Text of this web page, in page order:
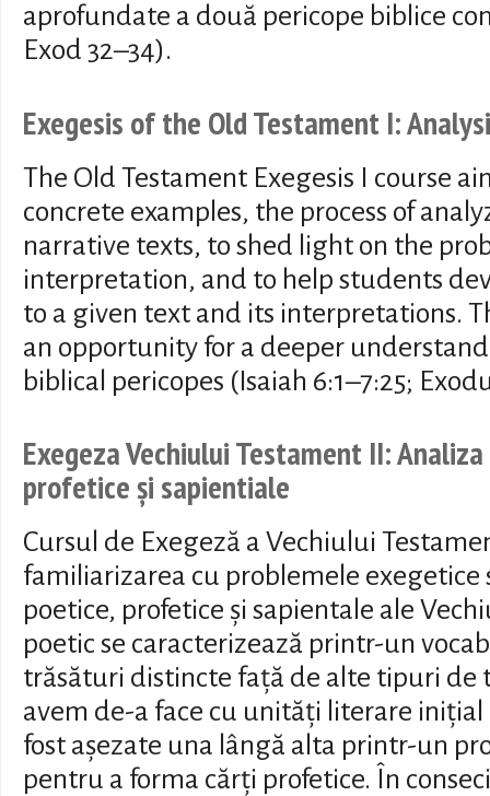
aprofundate a două pericope biblice
Exod 32–34).
Exegesis of the Old Testament I:
The Old Testament Exegesis I course
concrete examples, the process of
narrative texts, to shed light on the
interpretation, and to help students
to a given text and its interpretations.
an opportunity for a deeper
biblical pericopes (Isaiah 6:1–7:25;
Exegeza Vechiului Testament II:
profetice și sapientiale
Cursul de Exegeză a Vechiului
familiarizarea cu problemele
poetice, profetice și sapientale ale
poetic se caracterizează printr-un
trăsături distincte față de alte tipuri de
avem de-a face cu unități literare
fost așezate una lângă alta printr-un
pentru a forma cărți profetice. În